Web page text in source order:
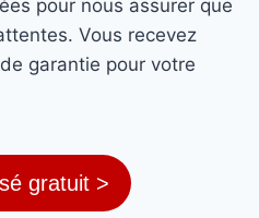
pour nous assurer que
Vous recevez
garantie pour votre
gratuit >